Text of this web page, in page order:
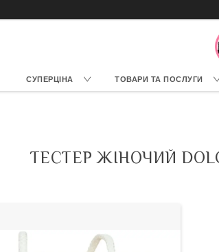
СУПЕРЦІНА ТОВАРИ ТА ПОСЛУГИ
ТЕСТЕР ЖІНОЧИЙ